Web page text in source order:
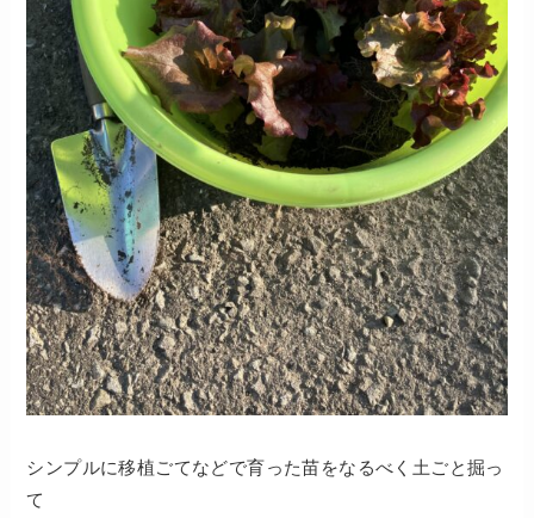
シンプルに移植ごてなどで育った苗をなるべく土ごと掘っ
て